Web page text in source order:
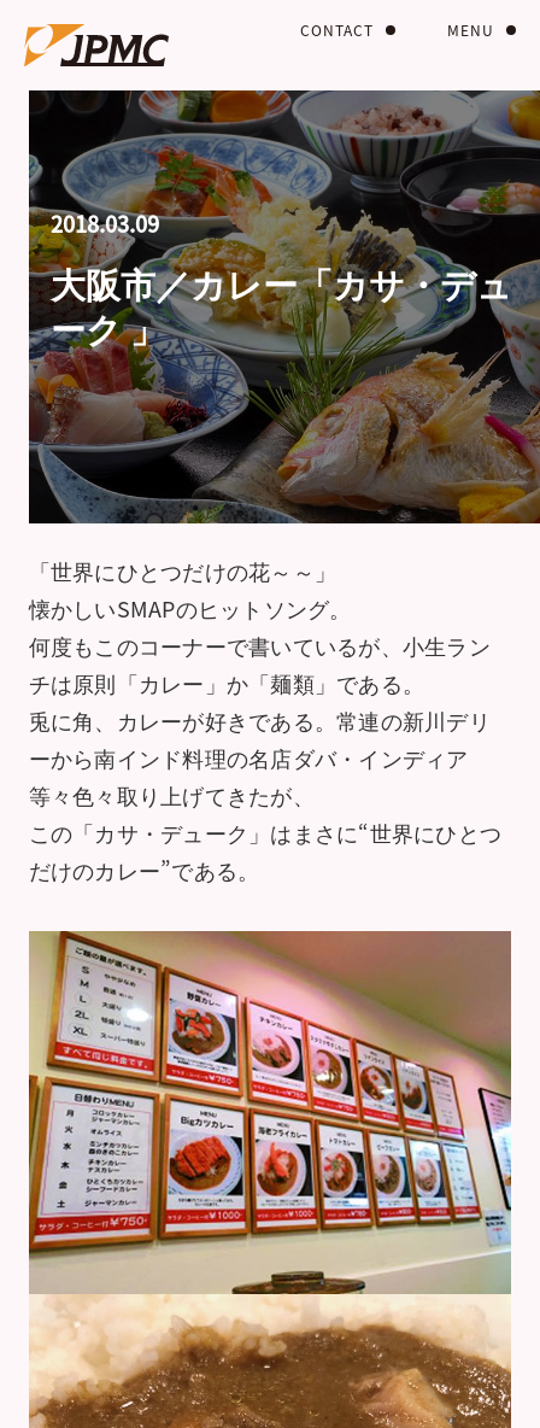
MENU
CONTACT
2018.03.09
大阪市／カレー「カサ・デュ
ーク 」
「世界にひとつだけの花～～」
懐かしいSMAPのヒットソング。
何度もこのコーナーで書いているが、小生ラン
チは原則「カレー」か「麺類」である。
兎に角、カレーが好きである。常連の新川デリ
ーから南インド料理の名店ダバ・インディア
等々色々取り上げてきたが、
この「カサ・デューク」はまさに“世界にひとつ
だけのカレー”である。